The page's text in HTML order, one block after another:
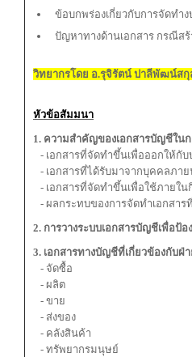
ข้อบกพร่องเกี่ยวกับการจัดทำง
ปัญหาทางด้านเอกสาร กรณีส
วิทยากรโดย อ.รุจิรัตน์ ปาลีพัฒน์สกุ
หัวข้อสัมมนา
1. ความสำคัญของเอกสารบัญชีใน
- เอกสารที่จัดทำขึ้นเพื่อออกให้กั
- เอกสารที่ได้รับมาจากบุคคลภา
- เอกสารที่จัดทำขึ้นเพื่อใช้ภายใน
- ผลกระทบของการจัดทำเอกสา
2. การวางระบบเอกสารบัญชีเพื่อ
3. เอกสารทางบัญชีที่เกี่ยวข้องกับฝ่
- จัดซื้อ
- ผลิต
- ขาย
- ส่งของ
- คลังสินค้า
- ทรัพยากรมนุษย์